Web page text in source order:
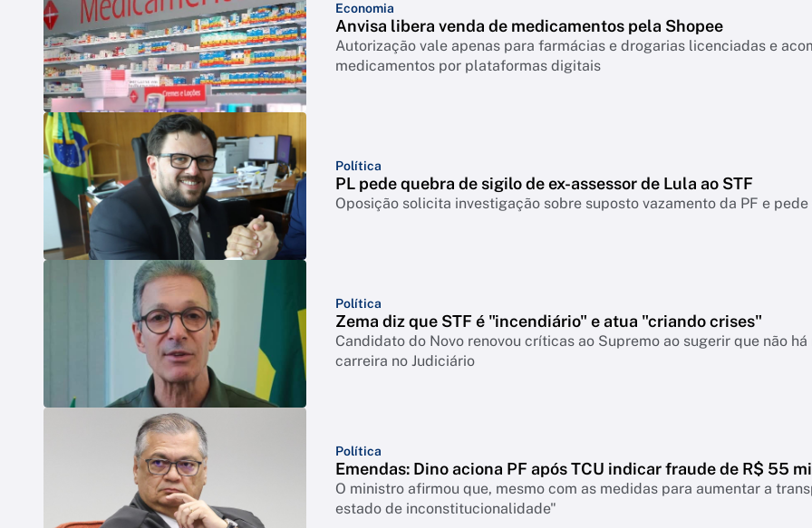
Economia
Anvisa libera venda de medicamentos pela Shopee
Autorização vale apenas para farmácias e drogarias licenciadas e
medicamentos por plataformas digitais
Política
PL pede quebra de sigilo de ex-assessor de Lula ao STF
Oposição solicita investigação sobre suposto vazamento da PF e
Política
Zema diz que STF é "incendiário" e atua "criando crises"
Candidato do Novo renovou críticas ao Supremo ao sugerir que não
carreira no Judiciário
Política
Emendas: Dino aciona PF após TCU indicar fraude de R$ 55 mi
O ministro afirmou que, mesmo com as medidas para aumentar a
estado de inconstitucionalidade"